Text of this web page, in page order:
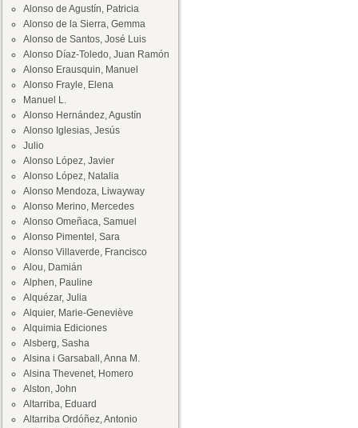
Alonso de Agustín, Patricia
Alonso de la Sierra, Gemma
Alonso de Santos, José Luis
Alonso Díaz-Toledo, Juan Ramón
Alonso Erausquin, Manuel
Alonso Frayle, Elena
Manuel L.
Alonso Hernández, Agustín
Alonso Iglesias, Jesús
Julio
Alonso López, Javier
Alonso López, Natalia
Alonso Mendoza, Liwayway
Alonso Merino, Mercedes
Alonso Omeñaca, Samuel
Alonso Pimentel, Sara
Alonso Villaverde, Francisco
Alou, Damián
Alphen, Pauline
Alquézar, Julia
Alquier, Marie-Geneviève
Alquimia Ediciones
Alsberg, Sasha
Alsina i Garsaball, Anna M.
Alsina Thevenet, Homero
Alston, John
Altarriba, Eduard
Altarriba Ordóñez, Antonio